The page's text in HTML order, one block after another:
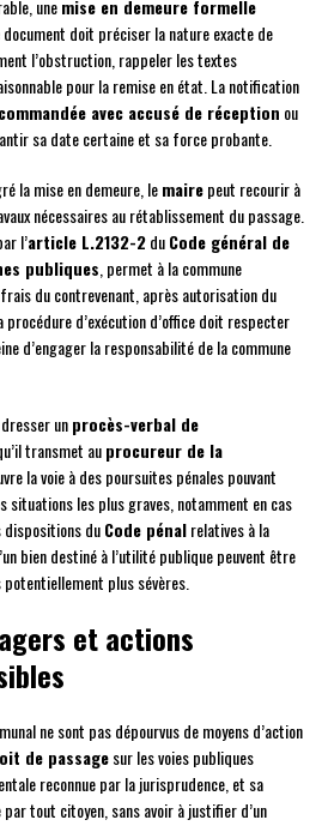
unemise en demeure formelle
doit préciser la nature exacte de
l’obstruction, rappeler les textes
pour la remise en état. La notification
avec accusé de réception ou
sa date certaine et sa force probante.
la mise en demeure, lemairepeut recourir à
nécessaires au rétablissement du passage.
l’article L.2132-2duCode général de
publiques , permet à la commune
du contrevenant, après autorisation du
procédure d’exécution d’office doit respecter
d’engager la responsabilité de la commune
unprocès-verbal de
transmet auprocureur de la
la voie à des poursuites pénales pouvant
situations les plus graves, notamment en cas
dispositions duCode pénalrelatives à la
bien destiné à l’utilité publique peuvent être
plus sévères.
et actions
ne sont pas dépourvus de moyens d’action
de passagesur les voies publiques
reconnue par la jurisprudence, et sa
tout citoyen, sans avoir à justifier d’un